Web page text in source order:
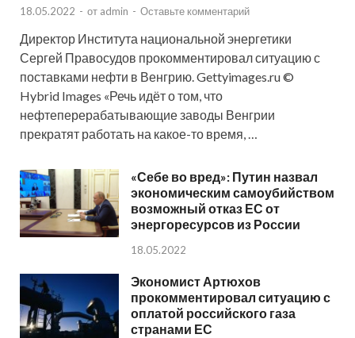
18.05.2022 - от admin - Оставьте комментарий
Директор Института национальной энергетики
Сергей Правосудов прокомментировал ситуацию с
поставками нефти в Венгрию. Gettyimages.ru ©
Hybrid Images «Речь идёт о том, что
нефтеперерабатывающие заводы Венгрии
прекратят работать на какое-то время, …
«Себе во вред»: Путин назвал
экономическим самоубийством
возможный отказ ЕС от
энергоресурсов из России
18.05.2022
Экономист Артюхов
прокомментировал ситуацию с
оплатой российского газа
странами ЕС